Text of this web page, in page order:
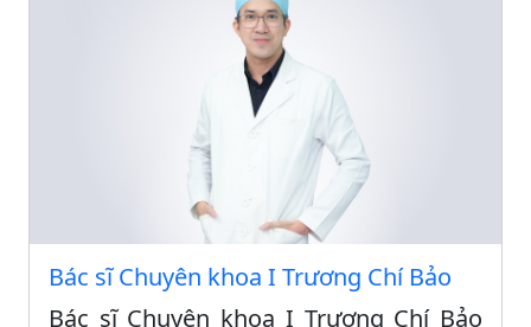
Bác sĩ Chuyên khoa I Trương Chí Bảo
Bác sĩ Chuyên khoa I Trương Chí Bảo